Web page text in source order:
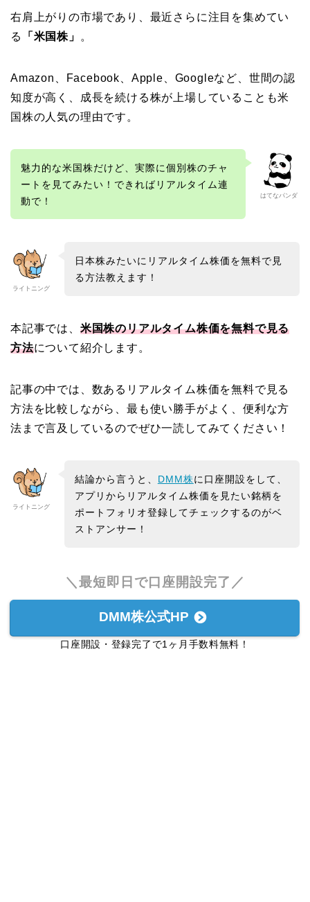
右肩上がりの市場であり、最近さらに注目を集めてい
る
「米国株」 。
Amazon、Facebook、Apple、Googleなど、世間の認
知度が高く、成長を続ける株が上場していることも米
国株の人気の理由です。
はてなパンダ
魅力的な米国株だけど、実際に個別株のチャ
ートを見てみたい！できればリアルタイム連
動で！
ライトニング
日本株みたいにリアルタイム株価を無料で見
る方法教えます！
本記事では、 米国株のリアルタイム株価を無料で見る
方法について紹介します。
記事の中では、数あるリアルタイム株価を無料で見る
方法を比較しながら、最も使い勝手がよく、便利な方
法まで言及しているのでぜひ一読してみてください！
ライトニング
結論から言うと、 DMM株に口座開設をして、
アプリからリアルタイム株価を見たい銘柄を
ポートフォリオ登録してチェックするのがベ
ストアンサー！
＼最短即日で口座開設完了／
DMM株公式HP
口座開設・登録完了で1ヶ月手数料無料！